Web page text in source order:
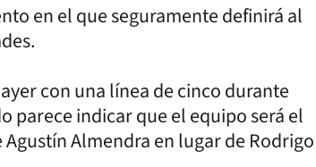
en el que seguramente definirá al
con una línea de cinco durante
parece indicar que el equipo será el
Almendra en lugar de Rodrigo